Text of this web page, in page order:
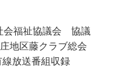
福祉協議会 協議
地区藤クラブ総会
送番組収録